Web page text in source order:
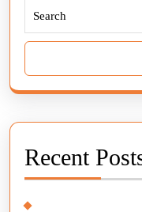
Search
Recent